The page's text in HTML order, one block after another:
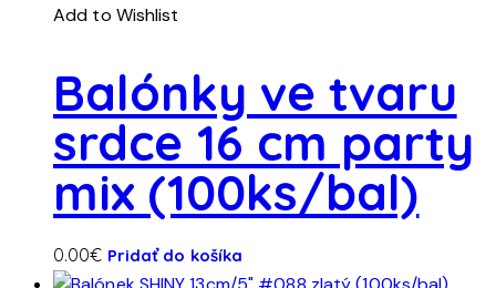
Add to Wishlist
Balónky ve tvaru
srdce 16 cm party
mix (100ks/bal)
0.00€ Pridať do košíka